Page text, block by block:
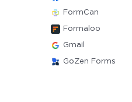
FormCan
Formaloo
Gmail
GoZen Forms